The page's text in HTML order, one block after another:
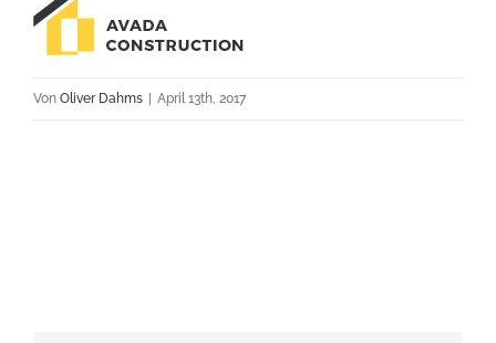
Von Oliver Dahms April 13th, 2017